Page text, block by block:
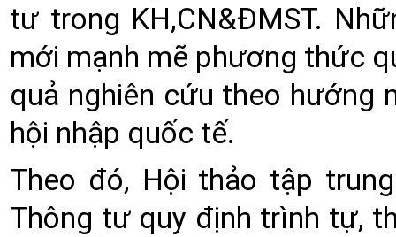
tư trong KH,CN&ĐMST.
mới mạnh mẽ phương thức
quả nghiên cứu theo hướng
hội nhập quốc tế.
Theo đó, Hội thảo tập
Thông tư quy định trình tự,